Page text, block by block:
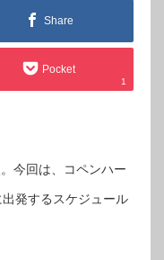
Share
Pocket
1
今回は、コペンハー
発するスケジュール